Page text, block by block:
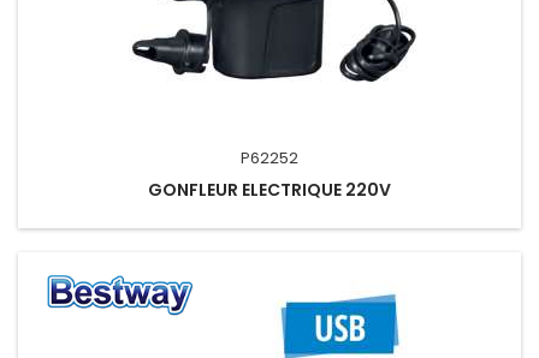
P62252
GONFLEUR ELECTRIQUE 220V